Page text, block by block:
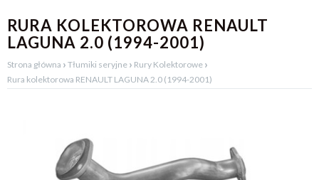
RURA KOLEKTOROWA RENAULT
LAGUNA 2.0 (1994-2001)
Strona główna › Tłumiki seryjne › Rury Kolektorowe ›
Rura kolektorowa RENAULT LAGUNA 2.0 (1994-2001)